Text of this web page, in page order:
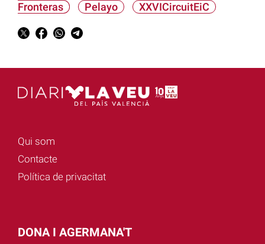
Fronteras
Pelayo XXVICircuitEiC
Qui som
Contacte
Política de privacitat
DONA I AGERMANA'T